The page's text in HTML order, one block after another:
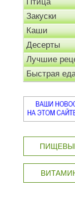
Закуски
Каши
Десерты
Лучшие
Быстрая